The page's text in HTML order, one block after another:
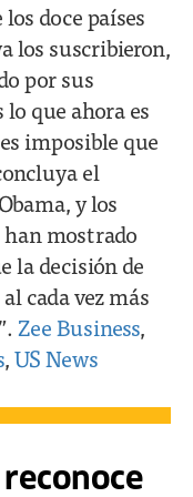
doce países
los suscribieron,
por sus
lo que ahora es
imposible que
el
y los
han mostrado
la decisión de
cada vez más
Zee Business,
,US News